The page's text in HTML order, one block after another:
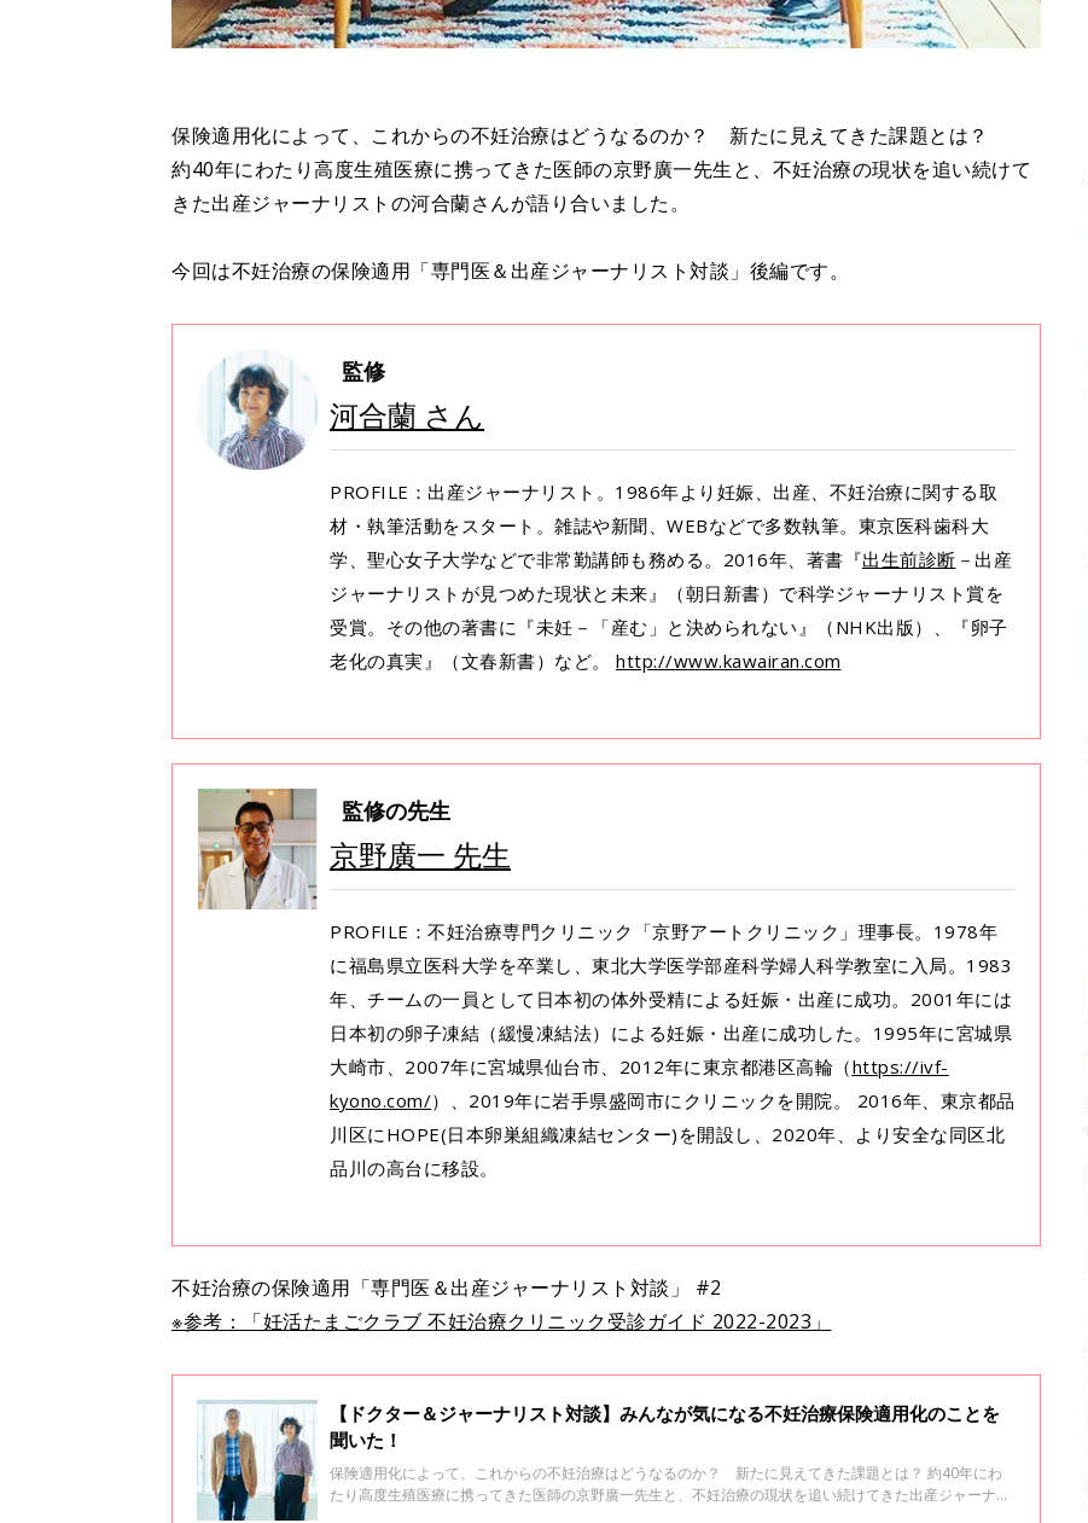
保険適用化によって、これからの不妊治療はどうなるのか？ 新たに見えてきた課題とは？
約40年にわたり高度生殖医療に携ってきた医師の京野廣一先生と、不妊治療の現状を追い続けて
きた出産ジャーナリストの河合蘭さんが語り合いました。
今回は不妊治療の保険適用「専門医＆出産ジャーナリスト対談」後編です。
監修
河合蘭 さん
PROFILE：出産ジャーナリスト。1986年より妊娠、出産、不妊治療に関する取
材・執筆活動をスタート。雑誌や新聞、WEBなどで多数執筆。東京医科歯科大
学、聖心女子大学などで非常勤講師も務める。2016年、著書『出生前診断 －出産
ジャーナリストが見つめた現状と未来』（朝日新書）で科学ジャーナリスト賞を
受賞。その他の著書に『未妊－「産む」と決められない』（NHK出版）、『卵子
老化の真実』（文春新書）など。 http://www.kawairan.com
監修の先生
京野廣一 先生
PROFILE：不妊治療専門クリニック「京野アートクリニック」理事長。1978年
に福島県立医科大学を卒業し、東北大学医学部産科学婦人科学教室に入局。1983
年、チームの一員として日本初の体外受精による妊娠・出産に成功。2001年には
日本初の卵子凍結（緩慢凍結法）による妊娠・出産に成功した。1995年に宮城県
大崎市、2007年に宮城県仙台市、2012年に東京都港区高輪（https://ivf-
kyono.com/）、2019年に岩手県盛岡市にクリニックを開院。 2016年、東京都品
川区にHOPE(日本卵巣組織凍結センター)を開設し、2020年、より安全な同区北
品川の高台に移設。
不妊治療の保険適用「専門医＆出産ジャーナリスト対談」 #2
※参考：「妊活たまごクラブ 不妊治療クリニック受診ガイド 2022-2023」
【ドクター＆ジャーナリスト対談】みんなが気になる不妊治療保険適用化のことを
聞いた！
保険適用化によって、これからの不妊治療はどうなるのか？ 新たに見えてきた課題とは？ 約40年にわ
たり高度生殖医療に携ってきた医師の京野廣一先生と、不妊治療の現状を追い続けてきた出産ジャーナリ